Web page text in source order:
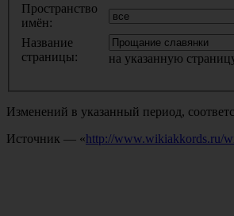
Пространство
имён:
Название
страницы:
на указанную
Изменений в указанный период,
Источник — «http://www.wikiakkords.ru/